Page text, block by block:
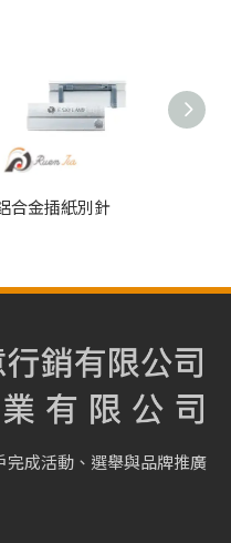
合金插紙別針
完成活動、選舉與品牌推廣